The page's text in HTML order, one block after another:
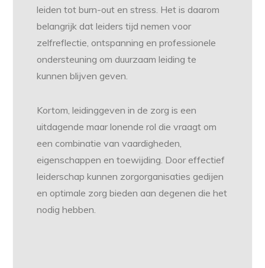
leiden tot burn-out en stress. Het is daarom
belangrijk dat leiders tijd nemen voor
zelfreflectie, ontspanning en professionele
ondersteuning om duurzaam leiding te
kunnen blijven geven.
Kortom, leidinggeven in de zorg is een
uitdagende maar lonende rol die vraagt om
een combinatie van vaardigheden,
eigenschappen en toewijding. Door effectief
leiderschap kunnen zorgorganisaties gedijen
en optimale zorg bieden aan degenen die het
nodig hebben.